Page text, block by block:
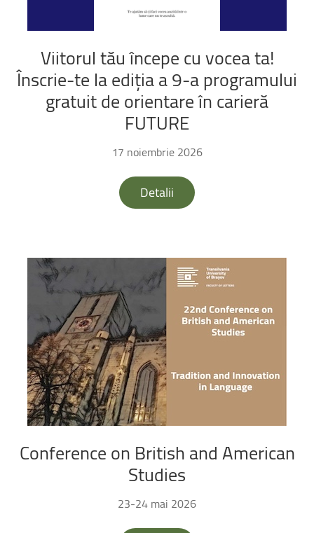
Viitorul tăuîncepe cu voceata!
Înscrie-te laedițiaa9-aprogramului
gratuitde orientareîn carieră
FUTURE
17 noiembrie 2026
Detalii
Conference on British and American
Studies
23-24 mai 2026